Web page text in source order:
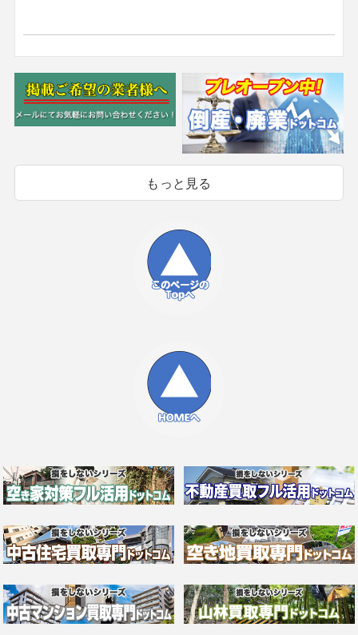
もっと見る